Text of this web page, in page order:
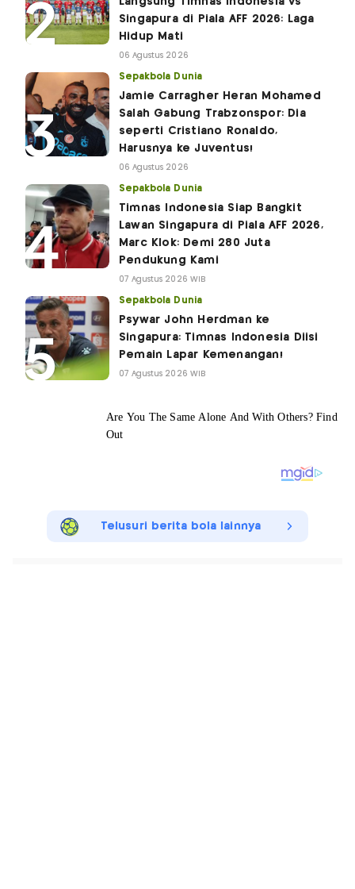
Singapura di Piala AFF 2026: Laga
Hidup Mati
06 Agustus 2026
Sepakbola Dunia
Jamie Carragher Heran Mohamed
Salah Gabung Trabzonspor: Dia
seperti Cristiano Ronaldo,
Harusnya ke Juventus!
06 Agustus 2026
Sepakbola Dunia
Timnas Indonesia Siap Bangkit
Lawan Singapura di Piala AFF 2026,
Marc Klok: Demi 280 Juta
Pendukung Kami
07 Agustus 2026 WIB
Sepakbola Dunia
Psywar John Herdman ke
Singapura: Timnas Indonesia Diisi
Pemain Lapar Kemenangan!
07 Agustus 2026 WIB
Telusuri berita bola lainnya